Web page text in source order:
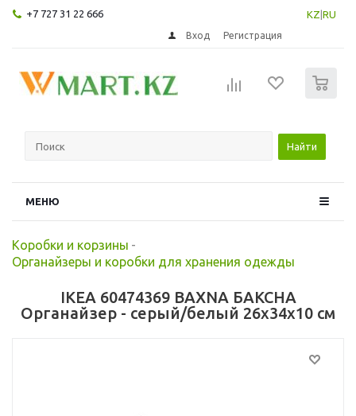
+7 727 31 22 666 KZ RU
Вход Регистрация
Найти
МЕНЮ
Коробки и корзины -
Органайзеры и коробки для хранения одежды
IKEA 60474369 BAXNA БАКСНА
Органайзер - серый/белый 26x34x10 см